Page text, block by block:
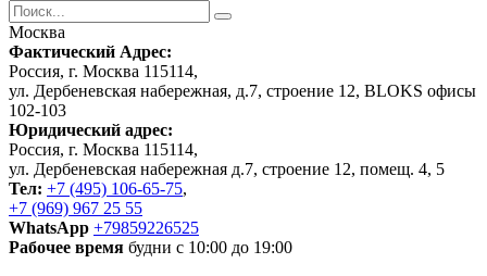
Москва
Фактический Адрес:
Россия, г. Москва 115114,
ул. Дербеневская набережная, д.7, строение 12, BLOKS офисы
102-103
Юридический адрес:
Россия, г. Москва 115114,
ул. Дербеневская набережная д.7, строение 12, помещ. 4, 5
Тел: +7 (495) 106-65-75,
+7 (969) 967 25 55
WhatsApp +79859226525
Рабочее время будни с 10:00 до 19:00